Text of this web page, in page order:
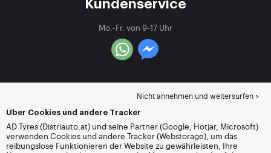
Kundenservice
Mo.-Fr. von 9-17 Uhr
Nicht annehmen und weitersurfen >
Über Cookies und andere Tracker
AD Tyres (Distriauto.at) und seine Partner (Google, Hotjar, Microsoft)
verwenden Cookies und andere Tracker (Webstorage), um das
reibungslose Funktionieren der Website zu gewährleisten, Ihre